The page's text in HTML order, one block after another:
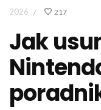
2026
/ 217
Jak